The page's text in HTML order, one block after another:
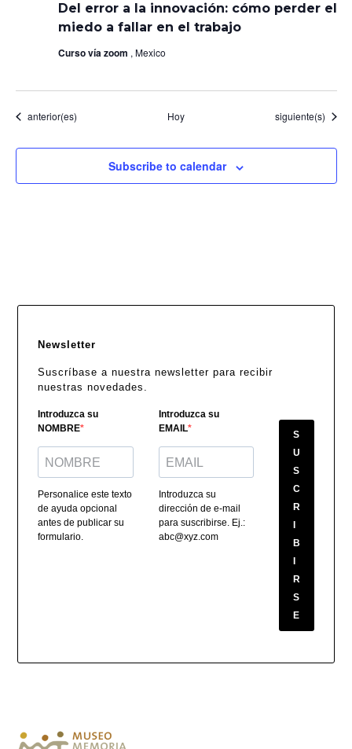
Del error a la innovación: cómo perder el
miedo a fallar en el trabajo
a
la
innovación:
trabajo
Curso vía zoom , Mexico
Eventos
anterior(es) Hoy Eventos
siguiente(s)
Subscribe to calendar
Newsletter
Suscríbase a nuestra newsletter para recibir
nuestras novedades.
Introduzca su
NOMBRE
Personalice este texto
de ayuda opcional
antes de publicar su
formulario.
Introduzca su
EMAIL
Introduzca su
dirección de e-mail
para suscribirse. Ej.:
abc@xyz.com
S
U
S
C
R
B
R
S
E